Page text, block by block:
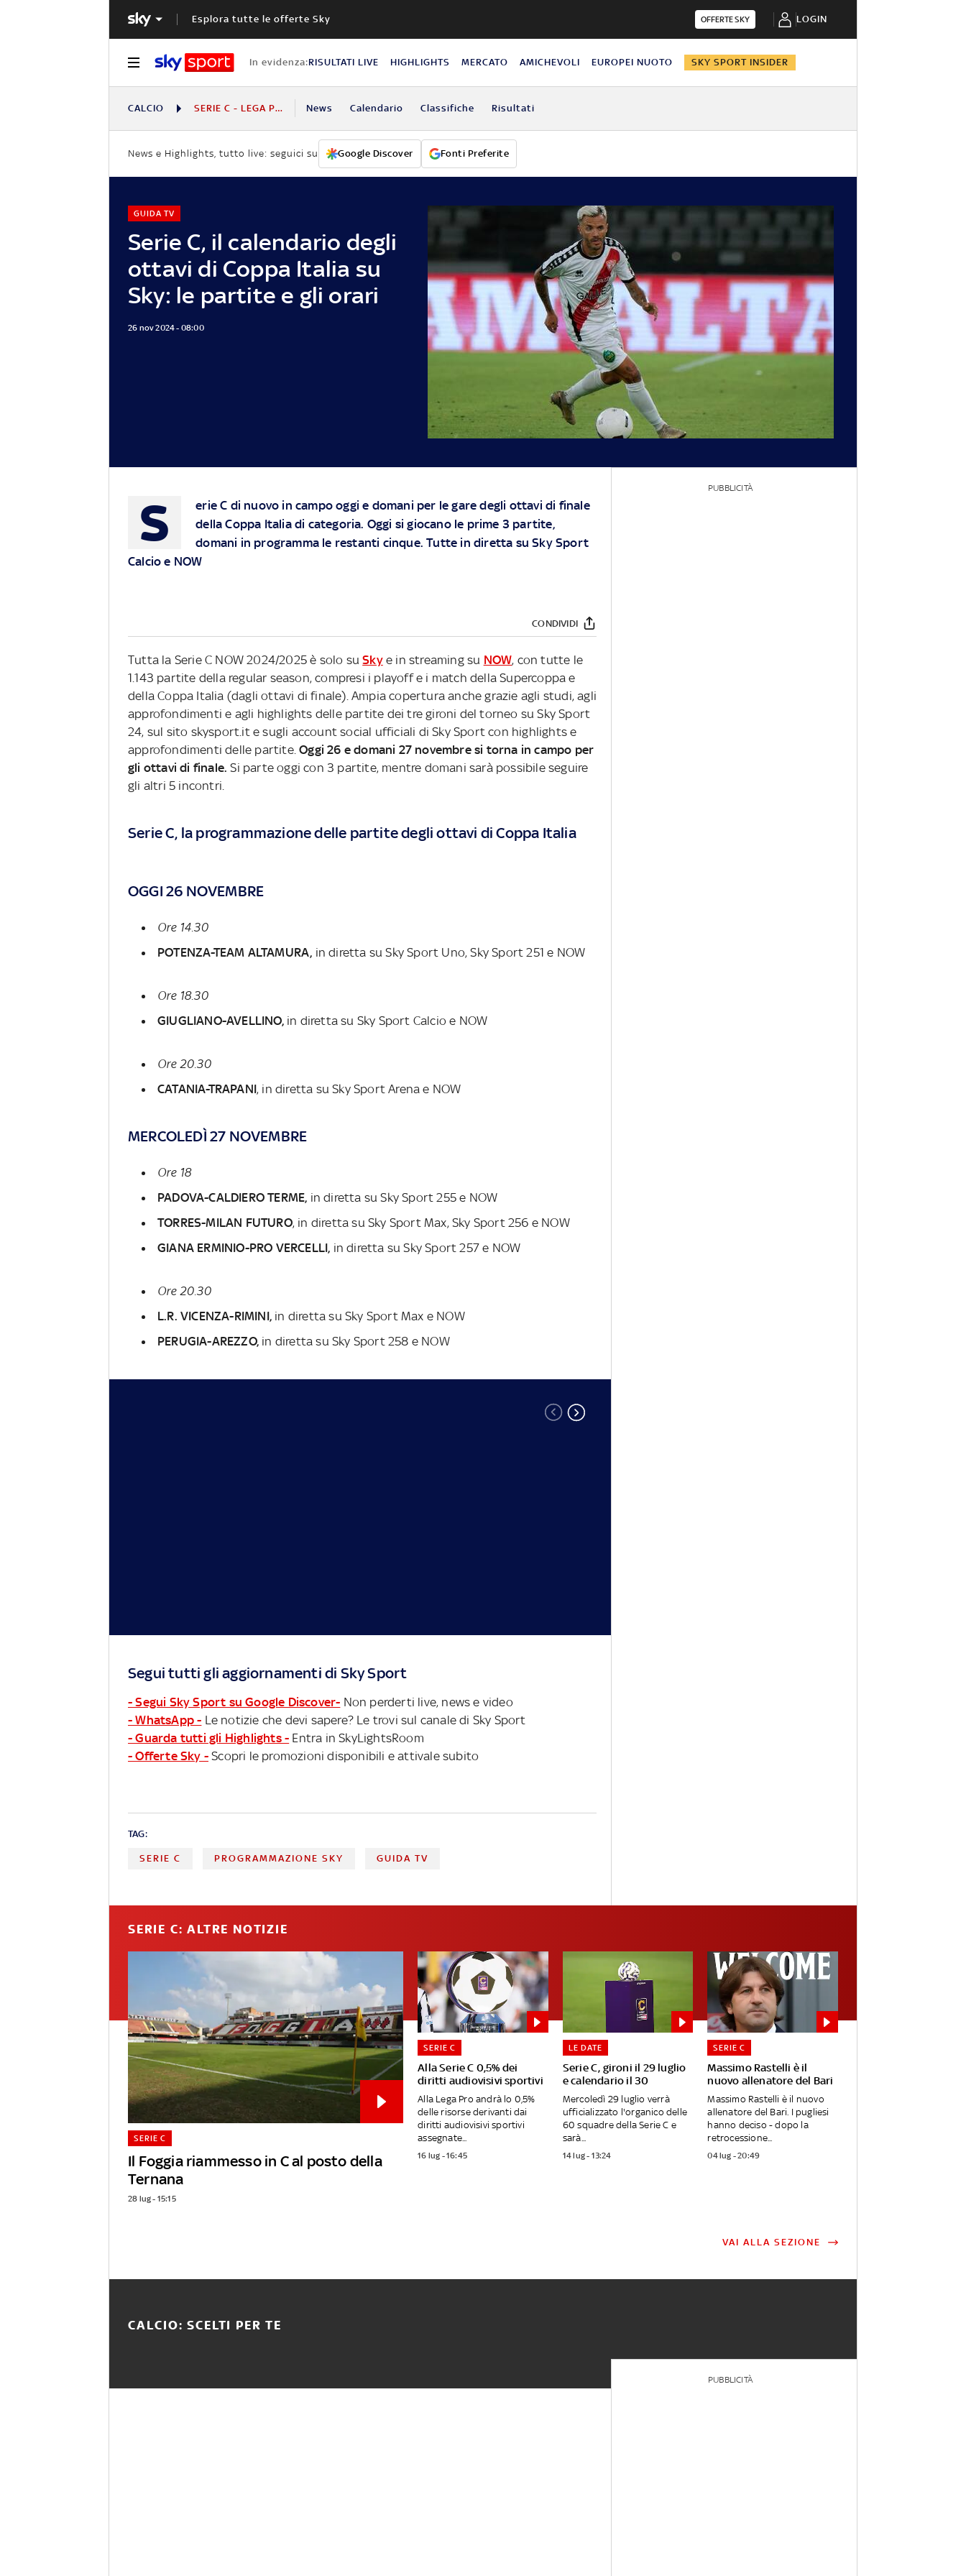
Esplora tutte le offerte Sky OFFERTE SKY LOGIN
In evidenza:RISULTATI LIVE HIGHLIGHTS MERCATO AMICHEVOLI EUROPEI NUOTO SKY SPORT INSIDER
CALCIO SERIE C - LEGA PRO News Calendario Classifiche Risultati
News e Highlights, tutto live: seguici su Google Discover Fonti Preferite
Serie C, il calendario degli
ottavi di Coppa Italia su
Sky: le partite e gli orari
GUIDA TV
26 nov 2024 - 08:00
S
erie C di nuovo in campo oggi e domani per le gare degli ottavi di finale
della Coppa Italia di categoria. Oggi si giocano le prime 3 partite,
domani in programma le restanti cinque. Tutte in diretta suSkySport
Calcio e NOW
CONDIVIDI
Tutta la Serie C NOW 2024/2025 è solo suSky e in streaming su NOW, con tutte le
1.143 partite della regular season, compresi i playoff e i match della Supercoppa e
della Coppa Italia (dagli ottavi di finale). Ampia copertura anche grazie agli studi, agli
approfondimenti e agli highlights delle partite dei tre gironi del torneo su Sky Sport
24, sul sito skysport.it e sugli account social ufficiali di Sky Sport con highlights e
approfondimenti delle partite.Oggi 26 e domani 27 novembre si torna in campo per
gli ottavi di finale. Si parte oggi con 3 partite, mentre domani sarà possibile seguire
gli altri 5 incontri.
Serie C, la programmazione delle partite degli ottavi di Coppa Italia
OGGI 26 NOVEMBRE
Ore 14.30
POTENZA-TEAM ALTAMURA, in diretta suSky Sport Uno, Sky Sport 251 e NOW
Ore 18.30
GIUGLIANO-AVELLINO,in diretta su Sky Sport Calcio e NOW
Ore 20.30
CATANIA-TRAPANI, in diretta suSky Sport Arena e NOW
MERCOLEDÌ 27 NOVEMBRE
Ore 18
PADOVA-CALDIERO TERME, in diretta suSky Sport 255 e NOW
TORRES-MILAN FUTURO, in diretta suSky Sport Max, Sky Sport 256 e NOW
GIANA ERMINIO-PRO VERCELLI, in diretta suSky Sport 257 e NOW
Ore 20.30
L.R. VICENZA-RIMINI, in diretta su Sky Sport Max e NOW
PERUGIA-AREZZO, in diretta su Sky Sport 258 e NOW
Segui tutti gli aggiornamenti di Sky Sport
- Segui Sky Sport su Google Discover- Non perderti live, news e video
- WhatsApp - Le notizie che devi sapere? Le trovi sul canale di Sky Sport
- Guarda tutti gli Highlights - Entra in SkyLightsRoom
- Offerte Sky - Scopri le promozioni disponibili e attivale subito
TAG:
SERIE C PROGRAMMAZIONE SKY GUIDA TV
PUBBLICITÀ
SERIE C: ALTRE NOTIZIE
Il Foggia riammesso in C al posto della
Ternana
SERIE C
28 lug - 15:15
Alla Serie C 0,5% dei
diritti audiovisivi sportivi
SERIE C
Alla Lega Pro andrà lo 0,5%
delle risorse derivanti dai
diritti audiovisivi sportivi
assegnate...
16 lug - 16:45
Serie C, gironi il 29 luglio
e calendario il 30
LE DATE
Mercoledì 29 luglio verrà
ufficializzato l'organico delle
60 squadre della Serie C e
sarà...
14 lug - 13:24
Massimo Rastelli è il
nuovo allenatore del Bari
SERIE C
Massimo Rastelli è il nuovo
allenatore del Bari. I pugliesi
hanno deciso - dopo la
retrocessione...
04 lug - 20:49
VAI ALLA SEZIONE
CALCIO: SCELTI PER TE
PUBBLICITÀ